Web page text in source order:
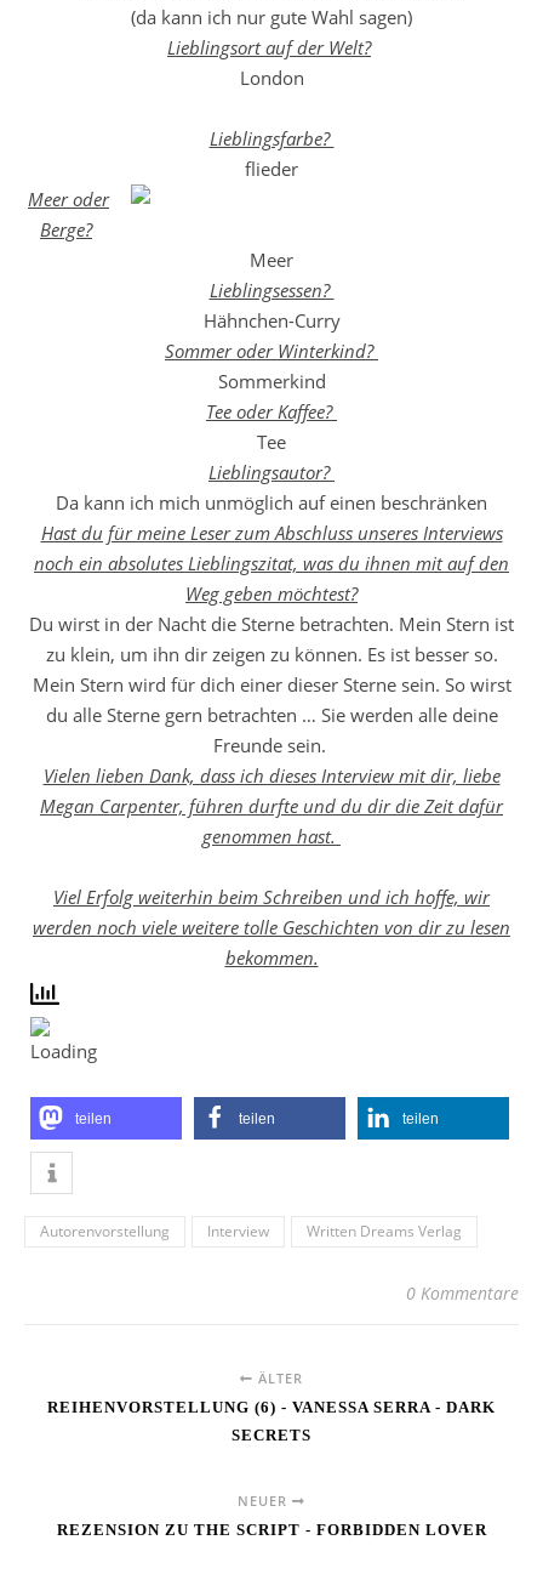
(da kann ich nur gute Wahl sagen)
Lieblingsort auf der Welt?
London
Lieblingsfarbe?
flieder
Meer oder
Berge?
Meer
Lieblingsessen?
Hähnchen-Curry
Sommer oder Winterkind?
Sommerkind
Tee oder Kaffee?
Tee
Lieblingsautor?
Da kann ich mich unmöglich auf einen beschränken
Hast du für meine Leser zum Abschluss unseres Interviews
noch ein absolutes Lieblingszitat, was du ihnen mit auf den
Weg geben möchtest?
Du wirst in der Nacht die Sterne betrachten. Mein Stern ist
zu klein, um ihn dir zeigen zu können. Es ist besser so.
Mein Stern wird für dich einer dieser Sterne sein. So wirst
du alle Sterne gern betrachten … Sie werden alle deine
Freunde sein.
Vielen lieben Dank, dass ich dieses Interview mit dir, liebe
Megan Carpenter, führen durfte und du dir die Zeit dafür
genommen hast.
Viel Erfolg weiterhin beim Schreiben und ich hoffe, wir
werden noch viele weitere tolle Geschichten von dir zu lesen
bekommen.
teilen teilen teilen
Autorenvorstellung Interview Written Dreams Verlag
0 Kommentare
ÄLTER
REIHENVORSTELLUNG (6) - VANESSA SERRA - DARK
SECRETS
NEUER
REZENSION ZU THE SCRIPT - FORBIDDEN LOVER